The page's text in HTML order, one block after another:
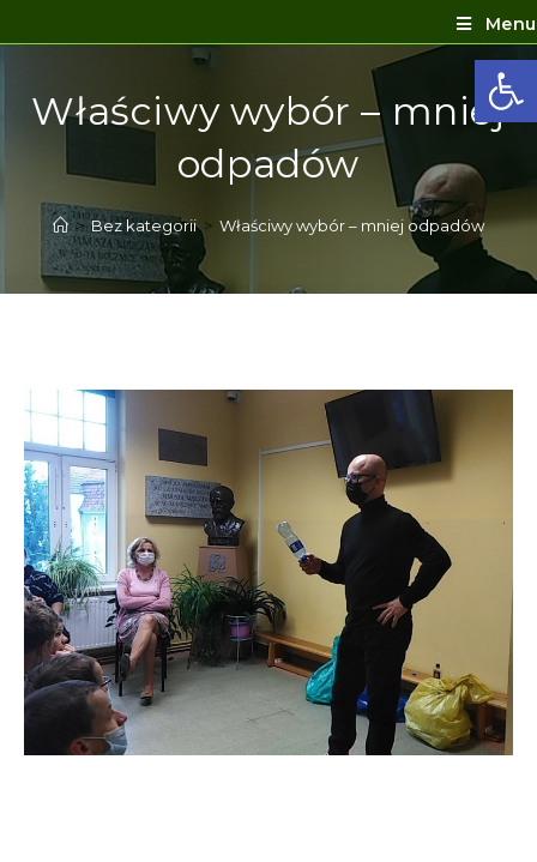
Menu
Właściwy wybór – mniej
odpadów
> Bez kategorii > Właściwy wybór – mniej odpadów